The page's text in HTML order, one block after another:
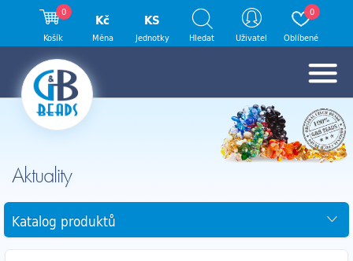
Aktuality
Katalog produktů
0
Košík
Kč
Měna
KS
Jednotky Hledat Uživatel
0
Oblíbené